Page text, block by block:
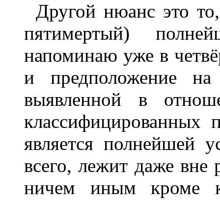
Другой нюанс это
пятимертый)
напоминаю уже в
и предположение на
выявленной в
является полнейшей
всего, лежит даже
ничем иным кроме